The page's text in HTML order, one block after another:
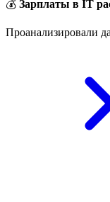
💰 Зарплаты в IT
Проанализировали